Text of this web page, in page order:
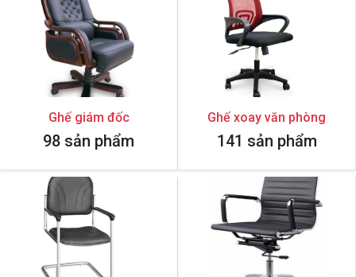
Ghế giám đốc
98 sản phẩm
Ghế xoay văn phòng
141 sản phẩm